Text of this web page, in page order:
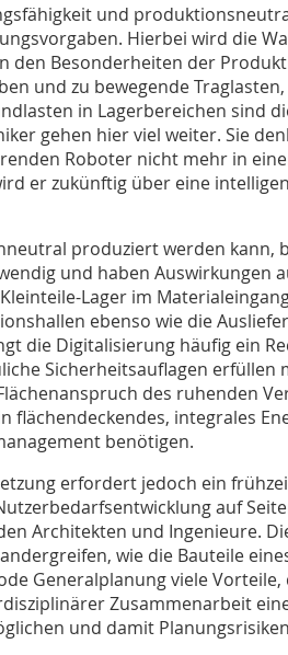
und
Hierbei wird die
den Besonderheiten der
und zu bewegende
in Lagerbereichen sind
gehen hier viel weiter. Sie
Roboter nicht mehr in
er zukünftig über eine
produziert werden kann,
und haben Auswirkungen
Lager im
ebenso wie die
die Digitalisierung häufig ein
Sicherheitsauflagen erfüllen
des ruhenden
flächendeckendes, integrales
benötigen.
erfordert jedoch ein
auf
Architekten und Ingenieure.
wie die Bauteile
Generalplanung viele
Zusammenarbeit
und damit